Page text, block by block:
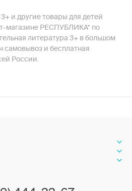
и другие товары для детей
магазине РЕСПУБЛИКА* по
литература 3+ в большом
самовывоз и бесплатная
России.